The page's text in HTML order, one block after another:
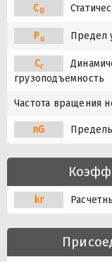
C0
Pu Предел
Cr
грузоподъемность
Частота вращения
nG
kr